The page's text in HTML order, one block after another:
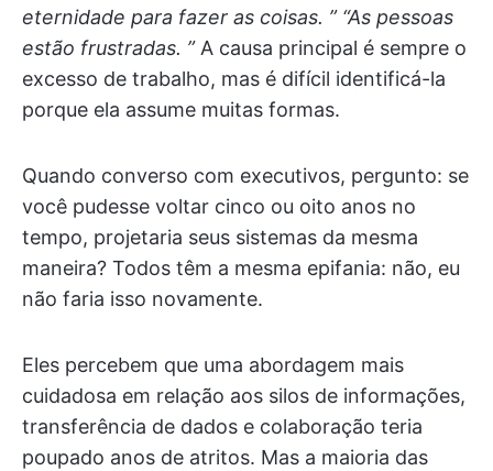
eternidade para fazer as coisas. ” “As pessoas
estão frustradas. ”A causa principal é sempre o
excesso de trabalho, mas é difícil identificá-la
porque ela assume muitas formas.
Quando converso com executivos, pergunto: se
você pudesse voltar cinco ou oito anos no
tempo, projetaria seus sistemas da mesma
maneira? Todos têm a mesma epifania: não, eu
não faria isso novamente.
Eles percebem que uma abordagem mais
cuidadosa em relação aos silos de informações,
transferência de dados e colaboração teria
poupado anos de atritos. Mas a maioria das